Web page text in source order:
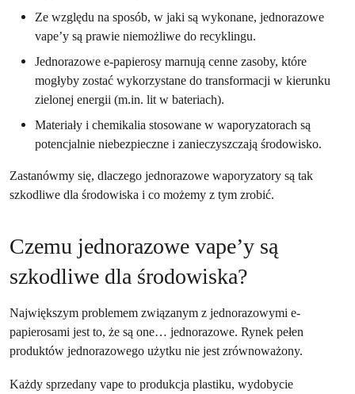
Ze względu na sposób, w jaki są wykonane, jednorazowe
vape’y są prawie niemożliwe do recyklingu.
Jednorazowe e-papierosy marnują cenne zasoby, które
mogłyby zostać wykorzystane do transformacji w kierunku
zielonej energii (m.in. lit w bateriach).
Materiały i chemikalia stosowane w waporyzatorach są
potencjalnie niebezpieczne i zanieczyszczają środowisko.
Zastanówmy się, dlaczego jednorazowe waporyzatory są tak
szkodliwe dla środowiska i co możemy z tym zrobić.
Czemu jednorazowe vape’y są
szkodliwe dla środowiska?
Największym problemem związanym z jednorazowymi e-
papierosami jest to, że są one… jednorazowe. Rynek pełen
produktów jednorazowego użytku nie jest zrównoważony.
Każdy sprzedany vape to produkcja plastiku, wydobycie